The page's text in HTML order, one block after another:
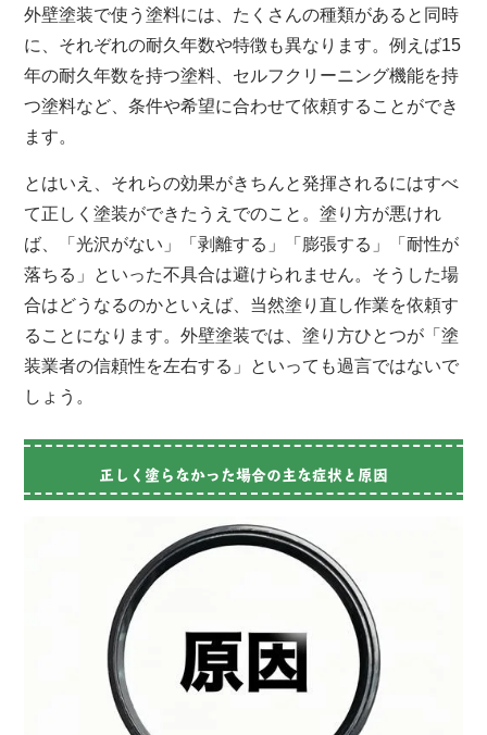
外壁塗装で使う塗料には、たくさんの種類があると同時
に、それぞれの耐久年数や特徴も異なります。例えば15
年の耐久年数を持つ塗料、セルフクリーニング機能を持
つ塗料など、条件や希望に合わせて依頼することができ
ます。
とはいえ、それらの効果がきちんと発揮されるにはすべ
て正しく塗装ができたうえでのこと。塗り方が悪けれ
ば、「光沢がない」「剥離する」「膨張する」「耐性が
落ちる」といった不具合は避けられません。そうした場
合はどうなるのかといえば、当然塗り直し作業を依頼す
ることになります。外壁塗装では、塗り方ひとつが「塗
装業者の信頼性を左右する」といっても過言ではないで
しょう。
正しく塗らなかった場合の主な症状と原因